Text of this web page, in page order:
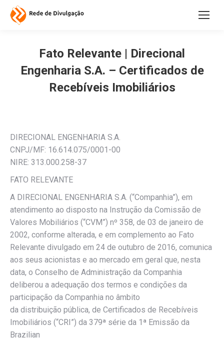
Fato Relevante | Direcional
Engenharia S.A. – Certificados de
Recebíveis Imobiliários
DIRECIONAL ENGENHARIA S.A.
CNPJ/MF: 16.614.075/0001-00
NIRE: 313.000.258-37
FATO RELEVANTE
A DIRECIONAL ENGENHARIA S.A. (“Companhia”), em
atendimento ao disposto na Instrução da Comissão de
Valores Mobiliários (“CVM”) nº 358, de 03 de janeiro de
2002, conforme alterada, e em complemento ao Fato
Relevante divulgado em 24 de outubro de 2016, comunica
aos seus acionistas e ao mercado em geral que, nesta
data, o Conselho de Administração da Companhia
deliberou a adequação dos termos e condições da
participação da Companhia no âmbito
da distribuição pública, de Certificados de Recebíveis
Imobiliários (“CRI”) da 379ª série da 1ª Emissão da
Brazilian